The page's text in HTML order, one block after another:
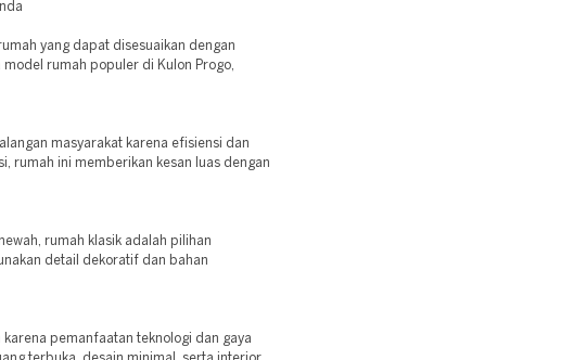
yang dapat disesuaikan dengan
rumah populer di Kulon Progo,
masyarakat karena efisiensi dan
rumah ini memberikan kesan luas dengan
rumah klasik adalah pilihan
detail dekoratif dan bahan
pemanfaatan teknologi dan gaya